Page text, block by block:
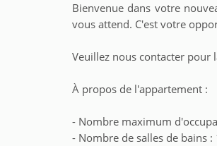
Bienvenue dans votre
vous attend. C'est votre
Veuillez nous contacter pour
À propos de l'appartement :
- Nombre maximum
- Nombre de salles de bains :